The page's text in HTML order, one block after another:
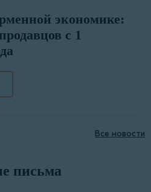
экономике:
с 1
Все новости
письма